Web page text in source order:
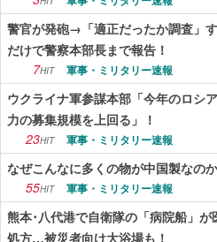
警官が発砲→「適正だったか調査」
だけで警察本部長まで報告！
7HIT 軍事・ミリタリー速報
ウクライナ軍参謀本部「今年のロシ
力の募集規模を上回る」！
23HIT 軍事・ミリタリー速報
なぜこんなに多くの物が中国製なの
55HIT 軍事・ミリタリー速報
熊本･八代港で自衛隊の「病院船」
処方…被災者向け大浴場も！